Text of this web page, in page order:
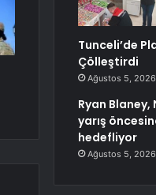
Tunceli’de
Çölleştirdi
Ağustos 5, 2026
Ryan
yarış
hedefliyor
Ağustos 5, 2026